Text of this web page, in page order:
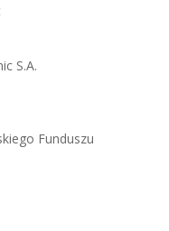
S.A.
Funduszu